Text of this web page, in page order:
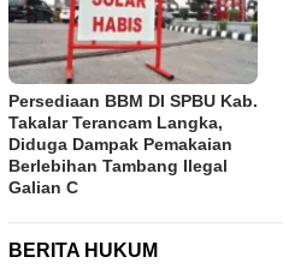
Persediaan BBM DI SPBU Kab.
Takalar Terancam Langka,
Diduga Dampak Pemakaian
Berlebihan Tambang Ilegal
Galian C
BERITA HUKUM